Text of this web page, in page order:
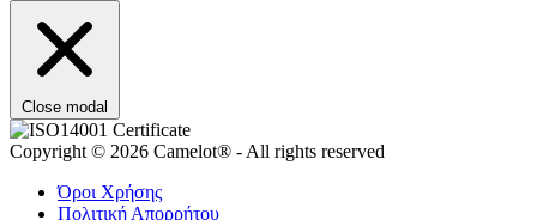
Close modal
Copyright © 2026 Camelot® - All rights reserved
Όροι Χρήσης
Πολιτική Απορρήτου